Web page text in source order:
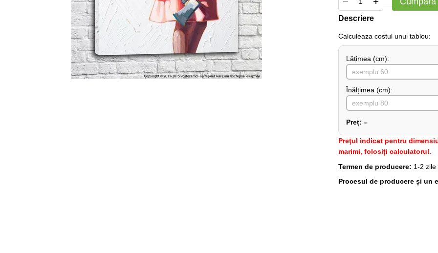
Descriere
Сalculeaza costul unui tablou:
Lățimea (сm):
Înălțimea (cm):
Preț: –
Preţul indicat pentru
marimi, folosiți calculatorul.
Termen de producere: 1-2
Procesul de producere și un